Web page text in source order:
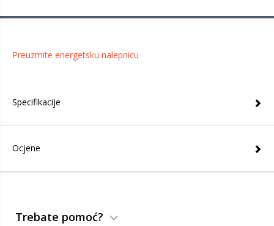
Preuzmite energetsku nalepnicu
Specifikacije
Ocjene
Trebate pomoć?